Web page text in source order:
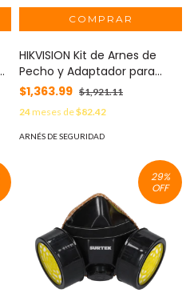
HIKVISION Kit de Arnes de
Pecho y Adaptador para
Body Cam HIKVISION /
Compatible con DS-MH2311 y
DS-MCW406. MOD: DS-
MH1711-HM/K
$1,363.99 $1,921.11
24meses de$82.42
ARNÉS DE SEGURIDAD
29%
OFF